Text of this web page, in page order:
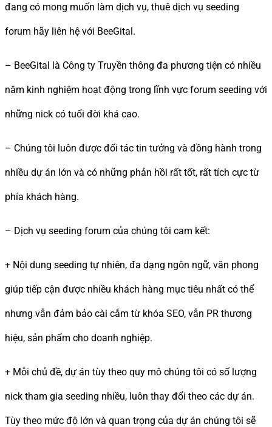
đang có mong muốn làm dịch vụ, thuê dịch vụ seeding
forum hãy liên hệ với BeeGital.
– BeeGital là Công ty Truyền thông đa phương tiện có nhiều
năm kinh nghiệm hoạt động trong lĩnh vực forum seeding với
những nick có tuổi đời khá cao.
– Chúng tôi luôn được đối tác tin tưởng và đồng hành trong
nhiều dự án lớn và có những phản hồi rất tốt, rất tích cực từ
phía khách hàng.
– Dịch vụ seeding forum của chúng tôi cam kết:
+ Nội dung seeding tự nhiên, đa dạng ngôn ngữ, văn phong
giúp tiếp cận được nhiều khách hàng mục tiêu nhất có thể
nhưng vẫn đảm bảo cài cắm từ khóa SEO, vẫn PR thương
hiệu, sản phẩm cho doanh nghiệp.
+ Mỗi chủ đề, dự án tùy theo quy mô chúng tôi có số lượng
nick tham gia seeding nhiều, luôn thay đổi theo các dự án.
Tùy theo mức độ lớn và quan trọng của dự án chúng tôi sẽ